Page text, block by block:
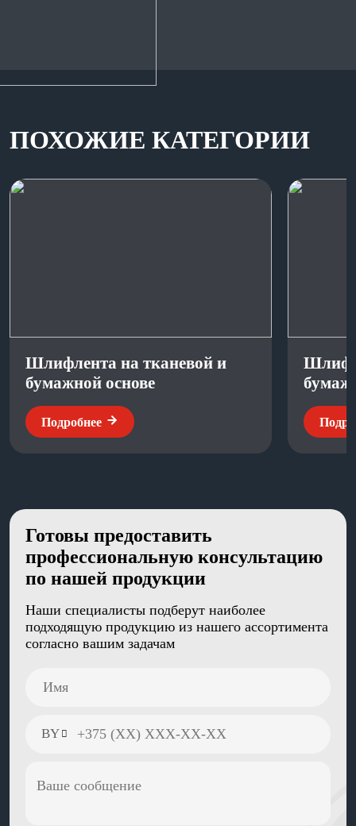
ПОХОЖИЕ КАТЕГОРИИ
Шлифлента на тканевой и
бумажной основе
Подробнее
Готовы предоставить
профессиональную консультацию
по нашей продукции
Наши специалисты подберут наиболее
подходящую продукцию из нашего ассортимента
согласно вашим задачам